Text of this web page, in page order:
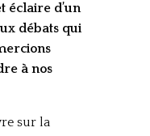
éclaire d’un
débats qui
à nos
sur la